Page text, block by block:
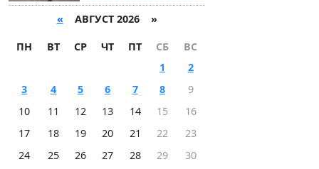
« АВГУСТ 2026 »
ПН ВТ СР ЧТ ПТ СБ
ВС
1
2
3
4 5 6 7 8
9
10
11 12 13 14 15
16
17
18 19 20 21 22
23
24
25 26 27 28 29
30